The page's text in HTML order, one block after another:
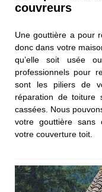
couvreurs
Une gouttière a pour
donc dans votre
qu’elle soit usée
professionnels pour
sont les piliers de
réparation de
cassées. Nous
votre gouttière sans
votre couverture toit.